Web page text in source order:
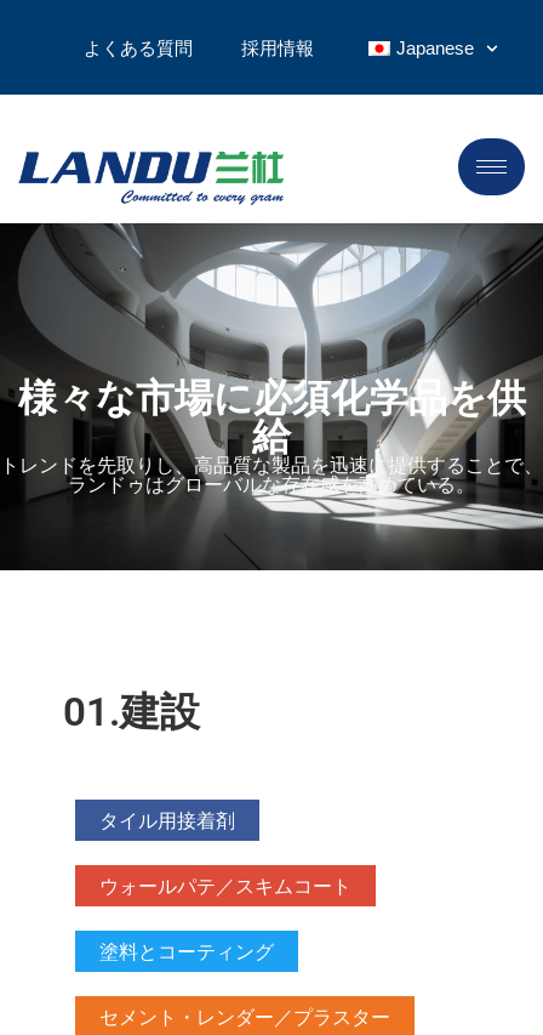
よくある質問 採用情報 Japanese
様々な市場に必須化学品を供
給
トレンドを先取りし、高品質な製品を迅速に提供することで、
ランドゥはグローバルな存在感を高めている。
01.建設
タイル用接着剤
ウォールパテ／スキムコート
塗料とコーティング
セメント・レンダー／プラスター